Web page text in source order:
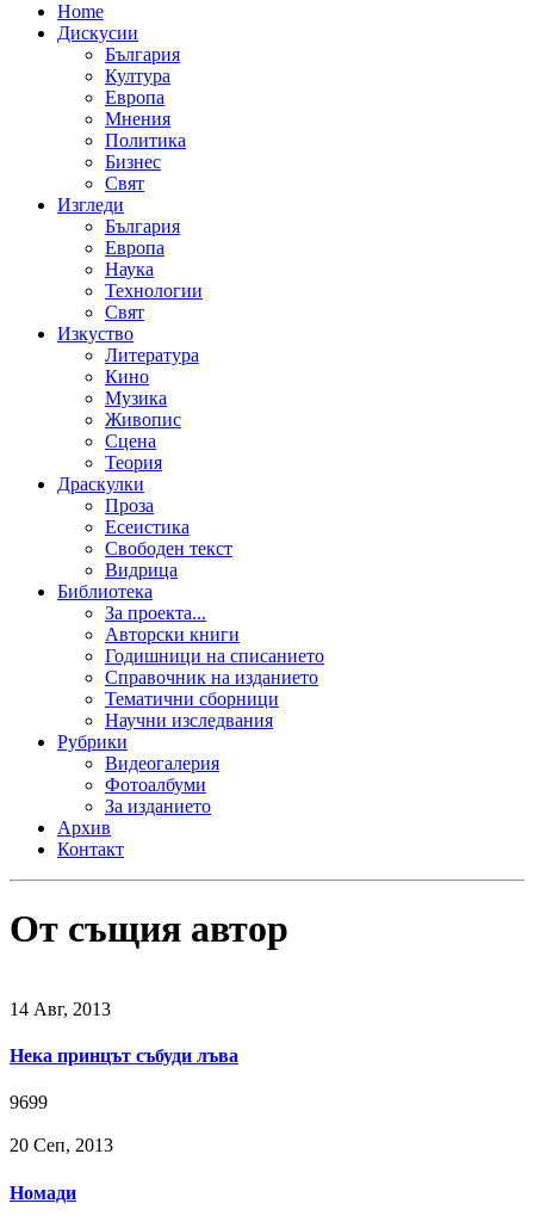
Home
Дискусии
България
Култура
Европа
Мнения
Политика
Бизнес
Свят
Изгледи
България
Европа
Наука
Технологии
Свят
Изкуство
Литература
Кино
Музика
Живопис
Сцена
Теория
Драскулки
Проза
Есеистика
Свободен текст
Видрица
Библиотека
За проекта...
Авторски книги
Годишници на списанието
Справочник на изданието
Тематични сборници
Научни изследвания
Рубрики
Видеогалерия
Фотоалбуми
За изданието
Архив
Контакт
От същия автор
14 Авг, 2013
Нека принцът събуди лъва
9699
20 Сeп, 2013
Номади